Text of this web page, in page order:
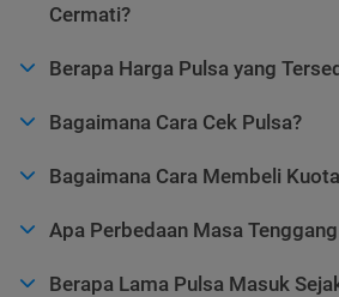
Cermati?
Berapa Harga Pulsa yang
Bagaimana Cara Cek Pulsa?
Bagaimana Cara Membeli
Apa Perbedaan Masa
Berapa Lama Pulsa Masuk